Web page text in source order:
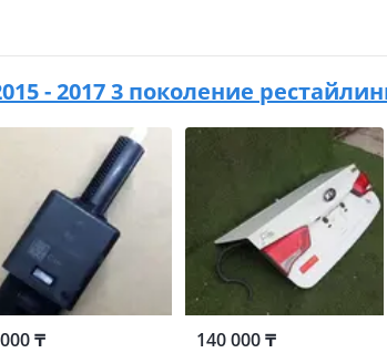
- 2017 3 поколение
₸ 140 000 ₸